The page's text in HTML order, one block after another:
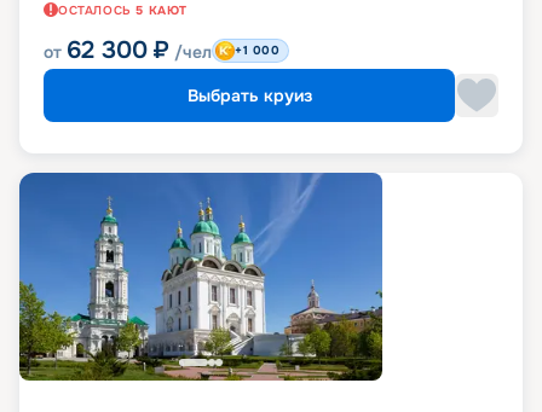
ОСТАЛОСЬ 5 КАЮТ
от 62 300 ₽ /чел +1 000
Выбрать круиз